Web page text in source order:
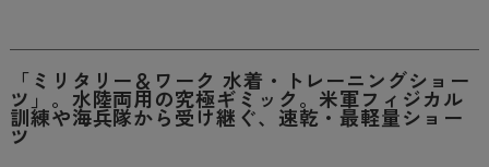
「ミリタリー＆ワーク 水着・トレーニングショー
ツ」。水陸両用の究極ギミック。米軍フィジカル
訓練や海兵隊から受け継ぐ、速乾・最軽量ショー
ツ